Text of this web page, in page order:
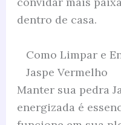
dentro de casa.
Como Limpar e
Jaspe Vermelho
Manter sua pedra
energizada é